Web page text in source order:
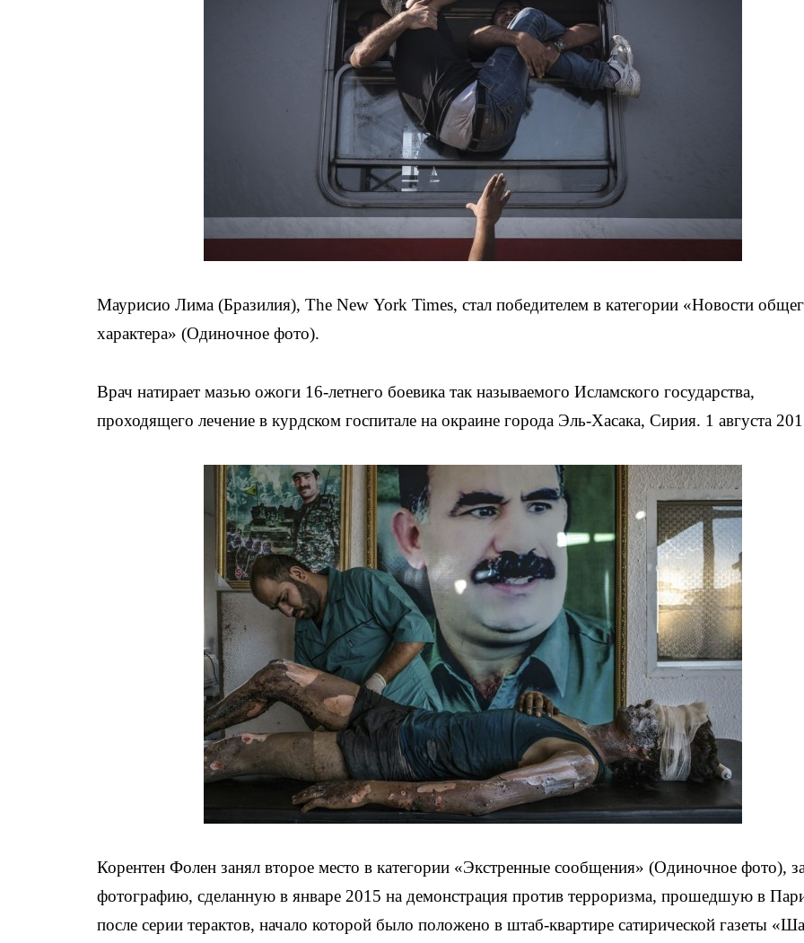
Маурисио Лима (Бразилия), The New York Times, стал победителем в категории «Новости
характера» (Одиночное фото).
Врач натирает мазью ожоги 16-летнего боевика так называемого Исламского государства,
проходящего лечение в курдском госпитале на окраине города Эль-Хасака, Сирия. 1 августа
Корентен Фолен занял второе место в категории «Экстренные сообщения» (Одиночное фото),
фотографию, сделанную в январе 2015 на демонстрация против терроризма, прошедшую в
после серии терактов, начало которой было положено в штаб-квартире сатирической газеты